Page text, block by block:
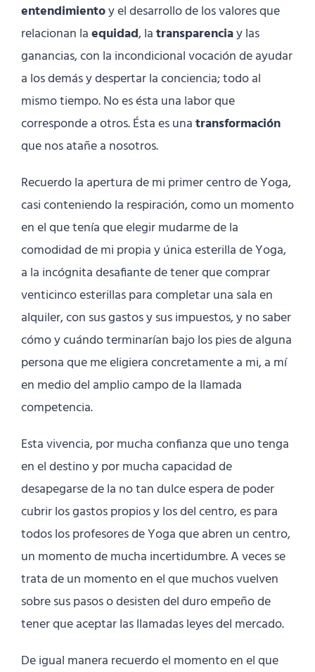
entendimientoy el desarrollo de los valores que
relacionan laequidad, latransparenciay las
ganancias, con la incondicional vocación de ayudar
a los demás y despertar la conciencia; todo al
mismo tiempo. No es ésta una labor que
corresponde a otros. Ésta es unatransformación
que nos atañe a nosotros.
Recuerdo la apertura de mi primer centro de Yoga,
casi conteniendo la respiración, como un momento
en el que tenía que elegir mudarme de la
comodidad de mi propia y única esterilla de Yoga,
a la incógnita desafiante de tener que comprar
venticinco esterillas para completar una sala en
alquiler, con sus gastos y sus impuestos, y no saber
cómo y cuándo terminarían bajo los pies de alguna
persona que me eligiera concretamente a mi, a mí
en medio del amplio campo de la llamada
competencia.
Esta vivencia, por mucha confianza que uno tenga
en el destino y por mucha capacidad de
desapegarse de la no tan dulce espera de poder
cubrir los gastos propios y los del centro, es para
todos los profesores de Yoga que abren un centro,
un momento de mucha incertidumbre. A veces se
trata de un momento en el que muchos vuelven
sobre sus pasos o desisten del duro empeño de
tener que aceptar las llamadas leyes del mercado.
De igual manera recuerdo el momento en el que